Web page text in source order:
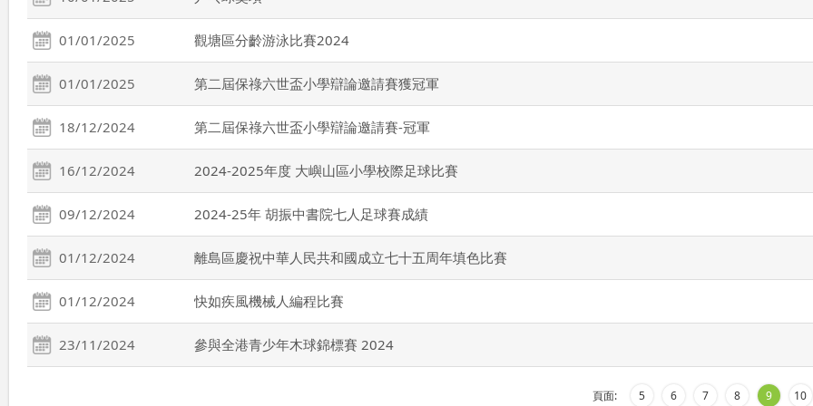
01/01/2025 觀塘區分齡游泳比賽2024
01/01/2025 第二屆保祿六世盃小學辯論邀請賽獲冠軍
18/12/2024 第二屆保祿六世盃小學辯論邀請賽-冠軍
16/12/2024 2024-2025年度 大嶼山區小學校際足球比賽
09/12/2024 2024-25年 胡振中書院七人足球賽成績
01/12/2024 離島區慶祝中華人民共和國成立七十五周年填色比賽
01/12/2024 快如疾風機械人編程比賽
23/11/2024 參與全港青少年木球錦標賽 2024
頁面: 5 6 7 8 9 10